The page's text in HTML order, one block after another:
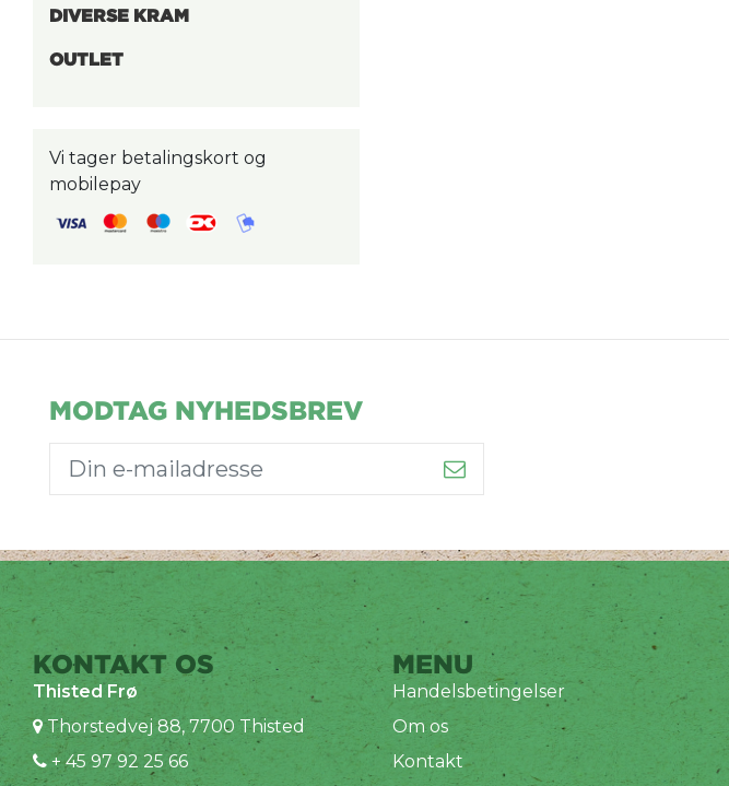
DIVERSE KRAM
OUTLET
Vi tager betalingskort og
mobilepay
MODTAG NYHEDSBREV
KONTAKT OS
Thisted Frø
Thorstedvej 88, 7700 Thisted
+ 45 97 92 25 66
MENU
Handelsbetingelser
Om os
Kontakt